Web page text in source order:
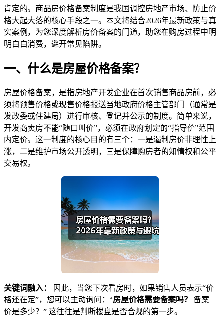
肯定的。商品房价格备案制度是我国调控房地产市场、防止价
格大起大落的核心手段之一。本文将结合2026年最新政策与真
实案例，为您深度解析房价备案的门道，助您在购房过程中明
明白白消费，避开常见陷阱。
一、什么是房屋价格备案？
房屋价格备案，是指房地产开发企业在首次销售商品房前，必
须将预售价格或现售价格报送当地政府价格主管部门（通常是
发改委或住建局）进行审核、登记并公示的制度。简单来说，
开发商卖房不能“随口叫价”，必须在政府划定的“指导价”范围
内定价。这一制度的核心目的有三个：一是遏制房价非理性上
涨，二是维护市场公开透明，三是保障购房者的知情权和公平
交易权。
关键词融入：
因此，当您下次看房时，如果销售人员表示“价
格还在定”，您可以主动询问：“房屋价格需要备案吗？
备案
价是多少？” 这往往是判断楼盘是否合规的第一步。